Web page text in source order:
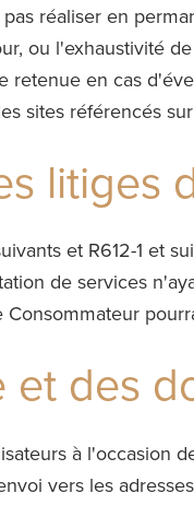
réaliser en
ou l'exhaustivité
en cas
sites référencés
litiges
et R612-1 et
de services
des
à l'occasion
vers les